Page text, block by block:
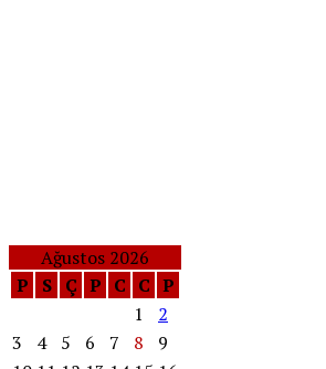
Ağustos 2026
P
S Ç P C C P
1
2
3
4 5 6 7 8
9